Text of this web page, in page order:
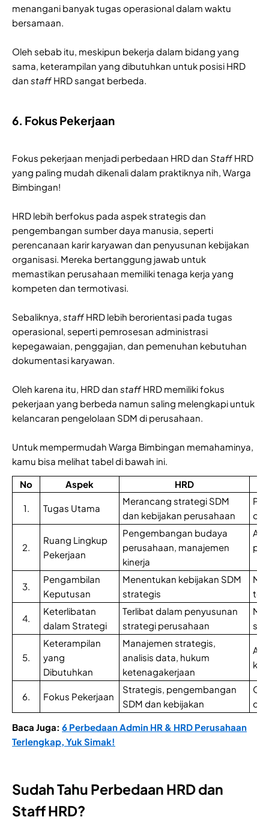
menangani banyak tugas operasional dalam waktu
bersamaan.
Oleh sebab itu, meskipun bekerja dalam bidang yang
sama, keterampilan yang dibutuhkan untuk posisi HRD
dan staff HRD sangat berbeda.
6. Fokus Pekerjaan
Fokus pekerjaan menjadi perbedaan HRD dan Staff HRD
yang paling mudah dikenali dalam praktiknya nih, Warga
Bimbingan!
HRD lebih berfokus pada aspek strategis dan
pengembangan sumber daya manusia, seperti
perencanaan karir karyawan dan penyusunan kebijakan
organisasi. Mereka bertanggung jawab untuk
memastikan perusahaan memiliki tenaga kerja yang
kompeten dan termotivasi.
Sebaliknya, staff HRD lebih berorientasi pada tugas
operasional, seperti pemrosesan administrasi
kepegawaian, penggajian, dan pemenuhan kebutuhan
dokumentasi karyawan.
Oleh karena itu, HRD dan staff HRD memiliki fokus
pekerjaan yang berbeda namun saling melengkapi untuk
kelancaran pengelolaan SDM di perusahaan.
Untuk mempermudah Warga Bimbingan memahaminya,
kamu bisa melihat tabel di bawah ini.
No
Aspek HRD
1. Tugas Utama
Merancang strategi SDM
dan kebijakan perusahaan
2.
Ruang Lingkup
Pekerjaan
Pengembangan budaya
perusahaan, manajemen
kinerja
3.
Pengambilan
Keputusan
Menentukan kebijakan SDM
strategis
4.
Keterlibatan
dalam Strategi
Terlibat dalam penyusunan
strategi perusahaan
5.
Keterampilan
yang
Dibutuhkan
Manajemen strategis,
analisis data, hukum
ketenagakerjaan
6. Fokus Pekerjaan
Strategis, pengembangan
SDM dan kebijakan
Baca Juga: 6 Perbedaan Admin HR & HRD Perusahaan
Terlengkap, Yuk Simak!
Sudah Tahu Perbedaan HRD dan
Staff HRD?